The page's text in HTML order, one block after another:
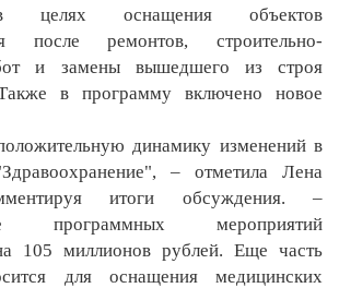
целях оснащения объектов
после ремонтов, строительно-
и замены вышедшего из строя
в программу включено новое
динамику изменений в
– отметила Лена
итоги обсуждения. –
программных мероприятий
105 миллионов рублей. Еще часть
для оснащения медицинских